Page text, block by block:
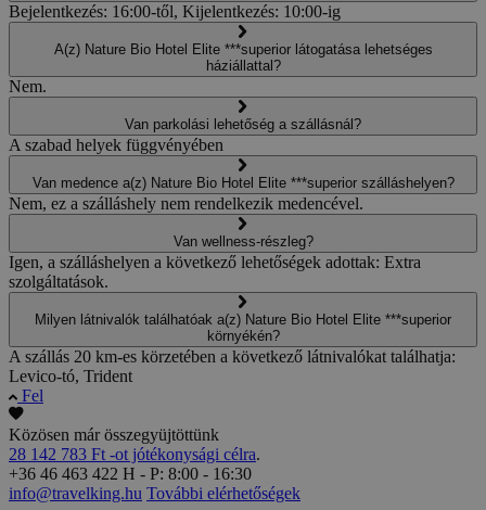
Bejelentkezés: 16:00-től, Kijelentkezés: 10:00-ig
A(z) Nature Bio Hotel Elite ***superior látogatása lehetséges
háziállattal?
Nem.
Van parkolási lehetőség a szállásnál?
A szabad helyek függvényében
Van medence a(z) Nature Bio Hotel Elite ***superior szálláshelyen?
Nem, ez a szálláshely nem rendelkezik medencével.
Van wellness-részleg?
Igen, a szálláshelyen a következő lehetőségek adottak: Extra
szolgáltatások.
Milyen látnivalók találhatóak a(z) Nature Bio Hotel Elite ***superior
környékén?
A szállás 20 km-es körzetében a következő látnivalókat találhatja:
Levico-tó, Trident
Fel
Közösen már összegyüjtöttünk
28 142 783 Ft -ot jótékonysági célra.
+36 46 463 422 H - P: 8:00 - 16:30
info@travelking.hu További elérhetőségek